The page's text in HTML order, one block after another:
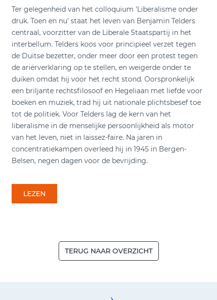
Ter gelegenheid van het colloquium 'Liberalisme onder
druk. Toen en nu' staat het leven van Benjamin Telders
centraal, voorzitter van de Liberale Staatspartij in het
interbellum. Telders koos voor principieel verzet tegen
de Duitse bezetter, onder meer door een protest tegen
de ariërverklaring op te stellen, en weigerde onder te
duiken omdat hij voor het recht stond. Oorspronkelijk
een briljante rechtsfilosoof en Hegeliaan met liefde voor
boeken en muziek, trad hij uit nationale plichtsbesef toe
tot de politiek. Voor Telders lag de kern van het
liberalisme in de menselijke persoonlijkheid als motor
van het leven, niet in laissez-faire. Na jaren in
concentratiekampen overleed hij in 1945 in Bergen-
Belsen, negen dagen voor de bevrijding.
LEZEN
TERUG NAAR OVERZICHT